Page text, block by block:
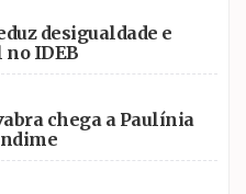
desigualdade e
no IDEB
chega a Paulínia